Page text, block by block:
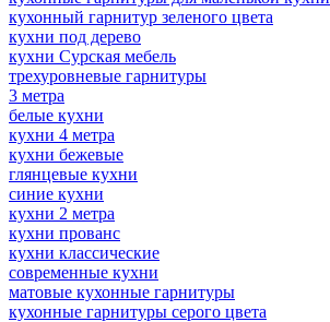
кухонный гарнитур зеленого цвета
кухни под дерево
кухни Сурская мебель
трехуровневые гарнитуры
3 метра
белые кухни
кухни 4 метра
кухни бежевые
глянцевые кухни
синие кухни
кухни 2 метра
кухни прованс
кухни классические
современные кухни
матовые кухонные гарнитуры
кухонные гарнитуры серого цвета